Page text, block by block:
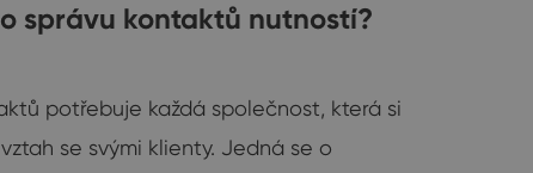
správu kontaktů nutností?
potřebuje každá společnost, která si
se svými klienty. Jedná se o